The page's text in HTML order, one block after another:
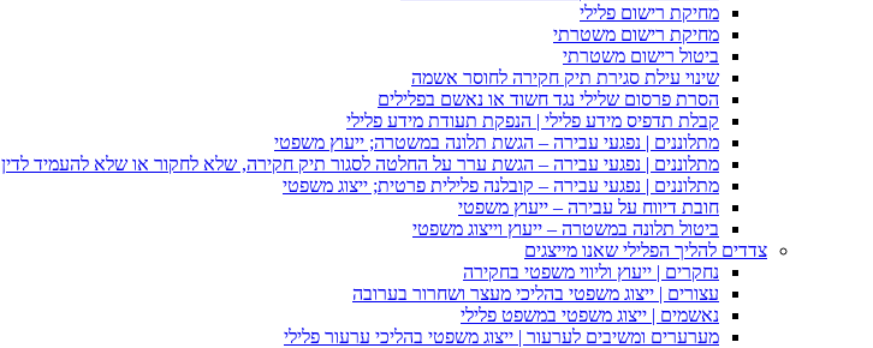
מחיקת רישום פלילי
מחיקת רישום משטרתי
ביטול רישום משטרתי
שינוי עילת סגירת תיק חקירה לחוסר אשמה
הסרת פרסום שלילי נגד חשוד או נאשם בפלילים
קבלת תדפיס מידע פלילי | הנפקת תעודת מידע פלילי
מתלוננים | נפגעי עבירה – הגשת תלונה במשטרה; ייעוץ משפטי
מתלוננים | נפגעי עבירה – הגשת ערר על החלטה לסגור תיק חקירה, שלא לחקור או שלא להעמיד לדין
מתלוננים | נפגעי עבירה – קובלנה פלילית פרטית; ייצוג משפטי
חובת דיווח על עבירה – ייעוץ משפטי
ביטול תלונה במשטרה – ייעוץ וייצוג משפטי
צדדים להליך הפלילי שאנו מייצגים
נחקרים | ייעוץ וליווי משפטי בחקירה
עצורים | ייצוג משפטי בהליכי מעצר ושחרור בערובה
נאשמים | ייצוג משפטי במשפט פלילי
מערערים ומשיבים לערעור | ייצוג משפטי בהליכי ערעור פלילי